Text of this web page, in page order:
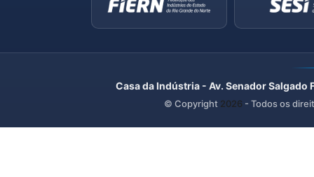
Casa da Indústria - Av. Senador
© Copyright 2026 - Todos os